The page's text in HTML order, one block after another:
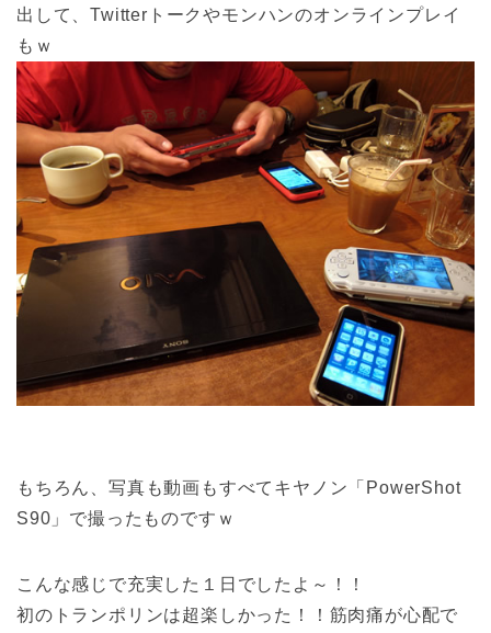
出して、Twitterトークやモンハンのオンラインプレイ
もｗ
もちろん、写真も動画もすべてキヤノン「PowerShot
S90」で撮ったものですｗ
こんな感じで充実した１日でしたよ～！！
初のトランポリンは超楽しかった！！筋肉痛が心配で